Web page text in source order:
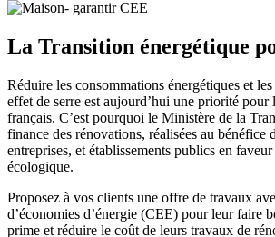
La Transition énergétique
Réduire les consommations énergétiques et
effet de serre est aujourd’hui une priorité pour
français. C’est pourquoi le Ministère de la
finance des rénovations, réalisées au bénéfice
entreprises, et établissements publics en
écologique.
Proposez à vos clients une offre de travaux
d’économies d’énergie (CEE) pour leur faire
prime et réduire le coût de leurs travaux de